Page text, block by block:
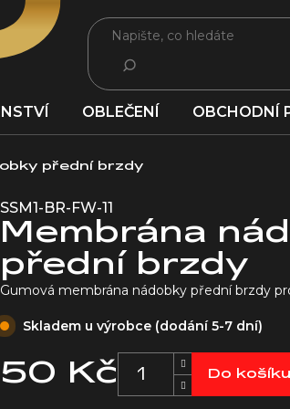
HLEDAT
OBLEČENÍ OBCHODNÍ
přední brzdy
SSM1-BR-FW-11
Membrána
přední brzdy
50 Kč
Skladem u výrobce (dodání 5-7 dní)
Do košíku
Gumová membrána nádobky přední brzdy